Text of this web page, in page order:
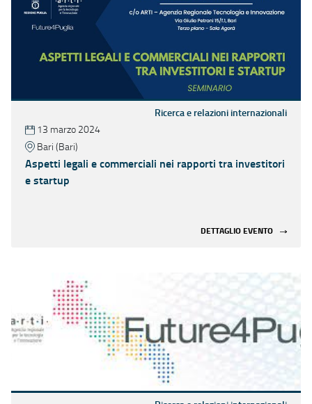
Ricerca e relazioni internazionali
13 marzo 2024
Bari (Bari)
Aspetti legali e commerciali nei rapporti tra investitori
e startup
DETTAGLIO EVENTO